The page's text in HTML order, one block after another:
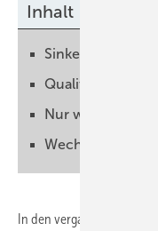
Inhalt
Sinken die Preise
Qualität bleibt
Nur wenige
Wechselrichter
In den vergangenen